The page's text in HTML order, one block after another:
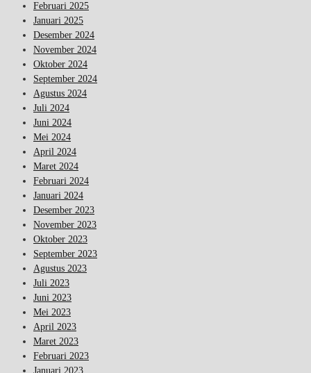
Februari 2025
Januari 2025
Desember 2024
November 2024
Oktober 2024
September 2024
Agustus 2024
Juli 2024
Juni 2024
Mei 2024
April 2024
Maret 2024
Februari 2024
Januari 2024
Desember 2023
November 2023
Oktober 2023
September 2023
Agustus 2023
Juli 2023
Juni 2023
Mei 2023
April 2023
Maret 2023
Februari 2023
Januari 2023